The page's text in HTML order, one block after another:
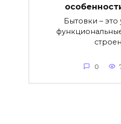
Бытовки –
0